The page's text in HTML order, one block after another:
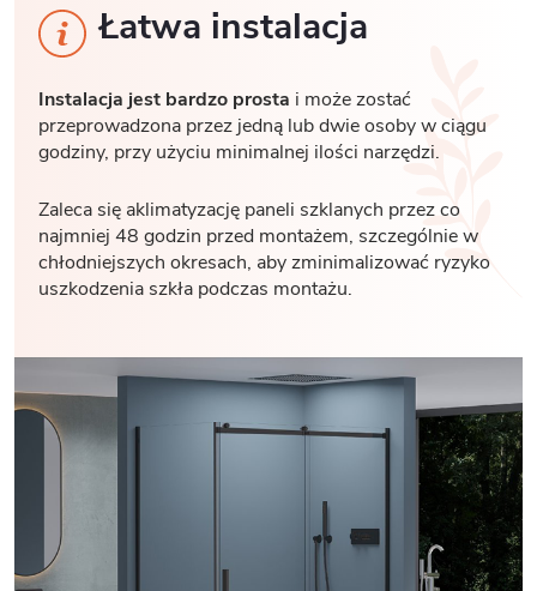
Łatwa instalacja
Instalacja jest bardzo prosta i może zostać
przeprowadzona przez jedną lub dwie osoby w ciągu
godziny, przy użyciu minimalnej ilości narzędzi.
Zaleca się aklimatyzację paneli szklanych przez co
najmniej 48 godzin przed montażem, szczególnie w
chłodniejszych okresach, aby zminimalizować ryzyko
uszkodzenia szkła podczas montażu.